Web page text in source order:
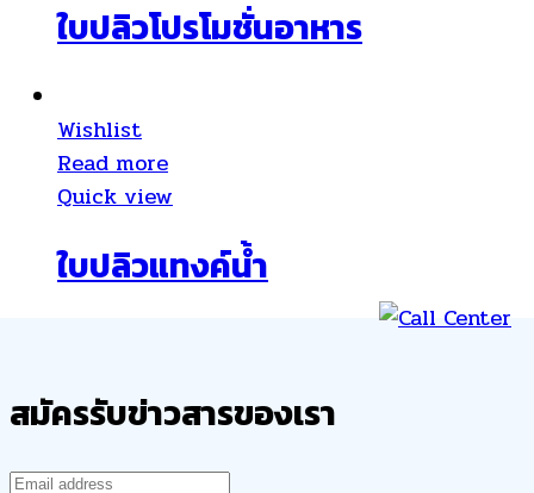
ใบปลิวโปรโมชั่นอาหาร
Wishlist
Read more
Quick view
ใบปลิวแทงค์น้ำ
สมัครรับข่าวสารของเรา